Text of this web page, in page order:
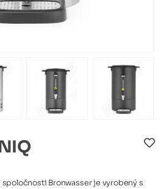
spoločnosti Bronwasser je vyrobený s